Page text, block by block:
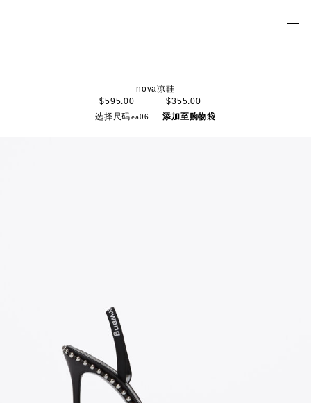
nova凉鞋
$595.00
$355.00
选择尺码
添加至购物袋